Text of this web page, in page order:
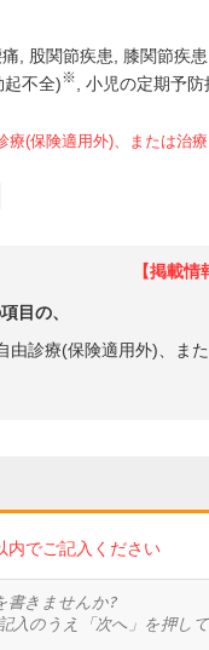
股関節疾患 膝関節疾患
起不全)※ 小児の定期予防
療(保険適用外)、または治
【掲載情
目の、
由診療(保険適用外)、ま
でご記入ください